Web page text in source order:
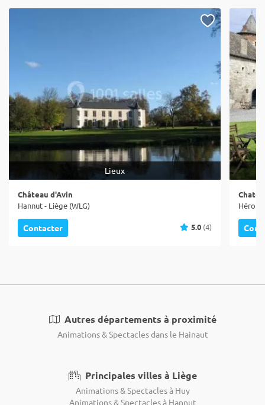
Lieux
Château d'Avin
Hannut - Liège (WLG)
Contacter 5.0 (4)
Héron
Autres départements à proximité
Animations & Spectacles dans le Hainaut
Principales villes à Liège
Animations & Spectacles à Huy
Animations & Spectacles à Hannut